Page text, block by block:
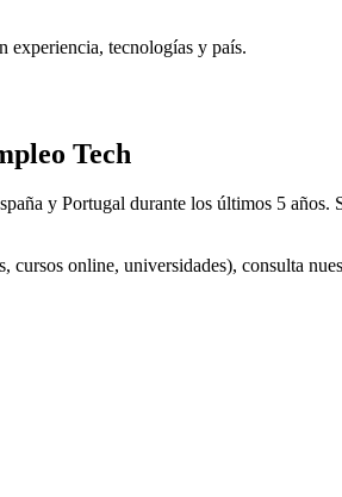
experiencia, tecnologías y país.
Tech
y Portugal durante los últimos 5 años.
cursos online, universidades), consulta